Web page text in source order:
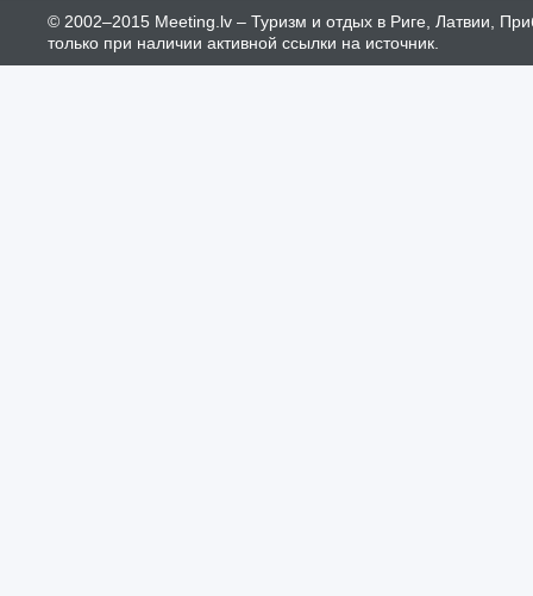
© 2002–2015 Meeting.lv – Туризм и отдых в Риге, Латвии,
только при наличии активной ссылки на источник.